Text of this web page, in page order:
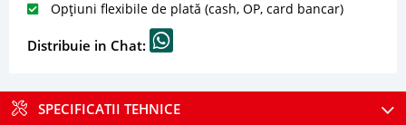
Opțiuni flexibile de plată (cash, OP, card bancar)
Distribuie in Chat:
SPECIFICATII TEHNICE